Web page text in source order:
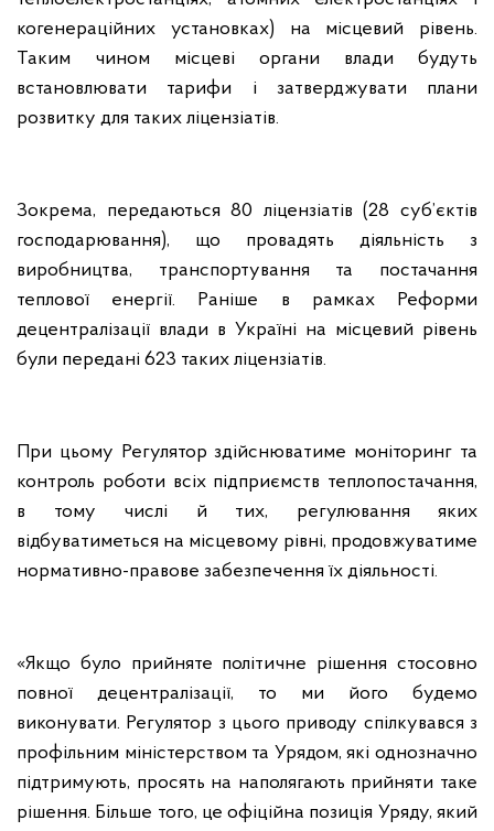
когенераційних установках) на місцевий рівень.
Таким чином місцеві органи влади будуть
встановлювати тарифи і затверджувати плани
розвитку для таких ліцензіатів.
Зокрема, передаються 80 ліцензіатів (28 суб’єктів
господарювання), що провадять діяльність з
виробництва, транспортування та постачання
теплової енергії. Раніше в рамках Реформи
децентралізації влади в Україні на місцевий рівень
були передані 623 таких ліцензіатів.
При цьому Регулятор здійснюватиме моніторинг та
контроль роботи всіх підприємств теплопостачання,
в тому числі й тих, регулювання яких
відбуватиметься на місцевому рівні, продовжуватиме
нормативно-правове забезпечення їх діяльності.
«Якщо було прийняте політичне рішення стосовно
повної децентралізації, то ми його будемо
виконувати. Регулятор з цього приводу спілкувався з
профільним міністерством та Урядом, які однозначно
підтримують, просять на наполягають прийняти таке
рішення. Більше того, це офіційна позиція Уряду, який